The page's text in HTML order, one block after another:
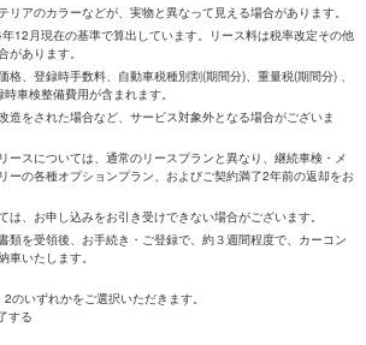
リアのカラーなどが、実物と異なって見える場合があります。
12月現在の基準で算出しています。リース料は税率改定その他
があります。
格、登録時手数料、自動車税種別割(期間分)、重量税(期間分) 、
車検整備費用が含まれます。
造をされた場合など、サービス対象外となる場合がございま
ースについては、通常のリースプランと異なり、継続車検・メ
ーの各種オプションプラン、およびご契約満了2年前の返却をお
は、お申し込みをお引き受けできない場合がございます。
類を受領後、お手続き・ご登録で、約３週間程度で、カーコン
車いたします。
のいずれかをご選択いただきます。
する